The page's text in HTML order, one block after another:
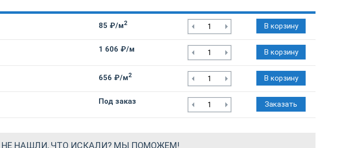
85 ₽/м2 В корзину
1 606 ₽/м В корзину
656 ₽/м2 В корзину
Под заказ Заказать
НЕ НАШЛИ, ЧТО ИСКАЛИ? МЫ ПОМОЖЕМ!